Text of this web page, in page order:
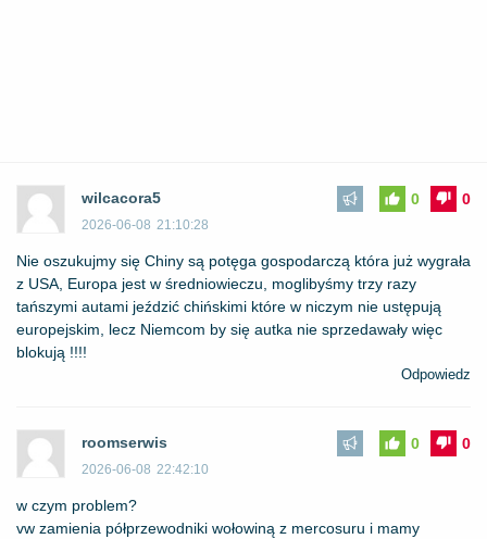
wilcacora5
2026-06-08 21:10:28
0
0
Nie oszukujmy się Chiny są potęga gospodarczą która już wygrała
z USA, Europa jest w średniowieczu, moglibyśmy trzy razy
tańszymi autami jeździć chińskimi które w niczym nie ustępują
europejskim, lecz Niemcom by się autka nie sprzedawały więc
blokują !!!!
Odpowiedz
roomserwis
2026-06-08 22:42:10
0
0
w czym problem?
vw zamienia półprzewodniki wołowiną z mercosuru i mamy